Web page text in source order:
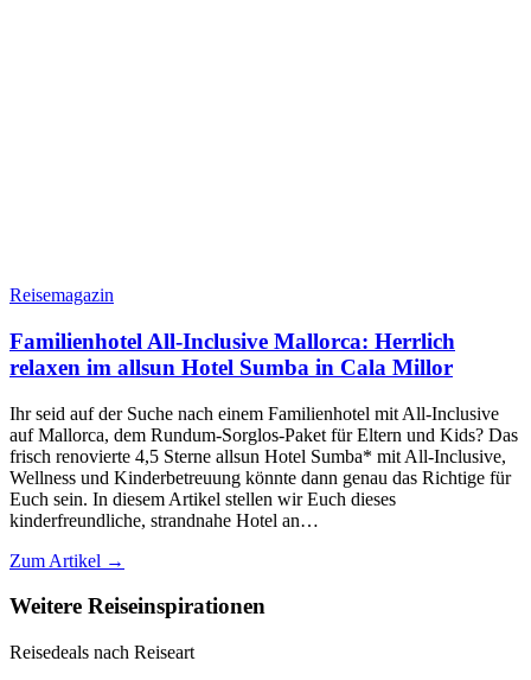
Reisemagazin
Familienhotel All-Inclusive Mallorca: Herrlich
relaxen im allsun Hotel Sumba in Cala Millor
Ihr seid auf der Suche nach einem Familienhotel mit All-Inclusive
auf Mallorca, dem Rundum-Sorglos-Paket für Eltern und Kids? Das
frisch renovierte 4,5 Sterne allsun Hotel Sumba* mit All-Inclusive,
Wellness und Kinderbetreuung könnte dann genau das Richtige für
Euch sein. In diesem Artikel stellen wir Euch dieses
kinderfreundliche, strandnahe Hotel an…
Zum Artikel →
Weitere Reiseinspirationen
Reisedeals nach Reiseart